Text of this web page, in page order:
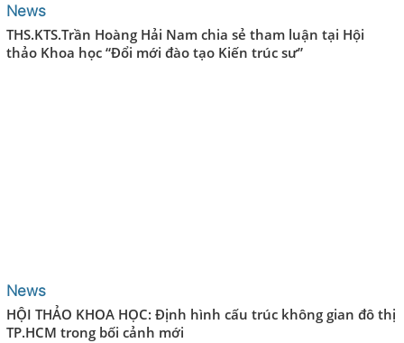
News
THS.KTS.Trần Hoàng Hải Nam chia sẻ tham luận tại Hội
thảo Khoa học “Đổi mới đào tạo Kiến trúc sư”
News
HỘI THẢO KHOA HỌC: Định hình cấu trúc không gian đô thị
TP.HCM trong bối cảnh mới